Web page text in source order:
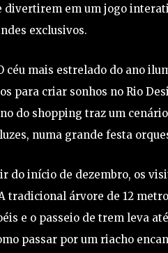
em um jogo
exclusivos.
céu mais estrelado do ano
para criar sonhos no Rio
do shopping traz um
numa grande festa
do início de dezembro, os
tradicional árvore de 12
e o passeio de trem leva
passar por um riacho